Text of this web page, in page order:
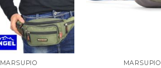
MARSUPIO MARSUPIO